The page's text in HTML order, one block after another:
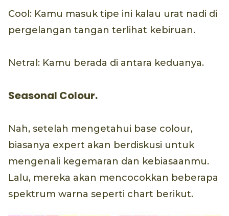
Cool: Kamu masuk tipe ini kalau urat nadi di
pergelangan tangan terlihat kebiruan.
Netral: Kamu berada di antara keduanya.
Seasonal Colour.
Nah, setelah mengetahui base colour,
biasanya expert akan berdiskusi untuk
mengenali kegemaran dan kebiasaanmu.
Lalu, mereka akan mencocokkan beberapa
spektrum warna seperti chart berikut.